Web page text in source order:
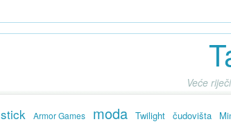
Veće
stick Armor Games moda Twilight čudovišta